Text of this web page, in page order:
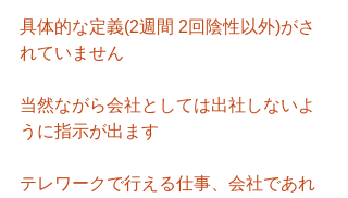
具体的な定義(2週間 2回陰性以外)がさ
れていません
当然ながら会社としては出社しないよ
うに指示が出ます
テレワークで行える仕事、会社であれ